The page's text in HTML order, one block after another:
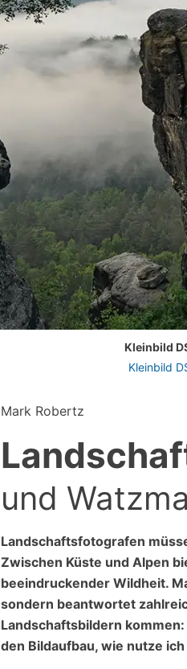
Kleinbild
Kleinbild
Mark Robertz
und
Landschaftsfotografen
Zwischen Küste und Alpen
beeindruckender Wildheit.
sondern beantwortet
Landschaftsbildern
den Bildaufbau, wie nutze